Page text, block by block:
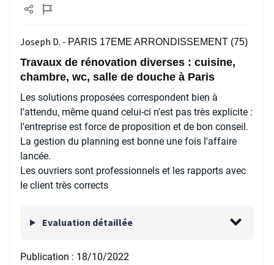
Joseph D. - PARIS 17EME ARRONDISSEMENT (75)
Travaux de rénovation diverses : cuisine,
chambre, wc, salle de douche à Paris
Les solutions proposées correspondent bien à
l'attendu, même quand celui-ci n'est pas très explicite :
l'entreprise est force de proposition et de bon conseil.
La gestion du planning est bonne une fois l'affaire
lancée.
Les ouvriers sont professionnels et les rapports avec
le client très corrects
Evaluation détaillée
Publication : 18/10/2022